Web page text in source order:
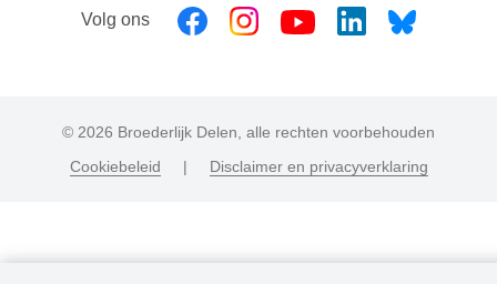
Volg ons
© 2026 Broederlijk Delen, alle rechten voorbehouden
Cookiebeleid
| Disclaimer en privacyverklaring